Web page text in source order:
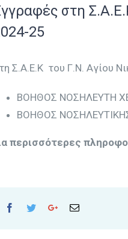
στη
25
Σ.Α.Ε.Κ του Γ.Ν. Αγίου
ΒΟΗΘΟΣ ΝΟΣΗΛΕΥΤΗ
ΒΟΗΘΟΣ
περισσότερες
Facebook
TwitterGoogle+Email